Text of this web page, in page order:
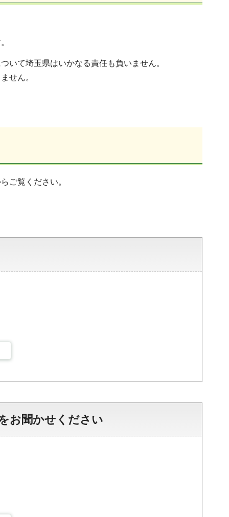
いて埼玉県はいかなる責任も負いません。
せん。
ご覧ください。
お聞かせください